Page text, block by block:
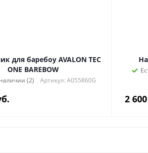
для баребоу AVALON TEC
ONE BAREBOW
(2) Артикул: A055860G
2 600